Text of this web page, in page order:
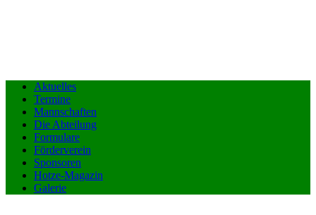
Aktuelles
Termine
Mannschaften
Die Abteilung
Formulare
Förderverein
Sponsoren
Hotze-Magazin
Galerie